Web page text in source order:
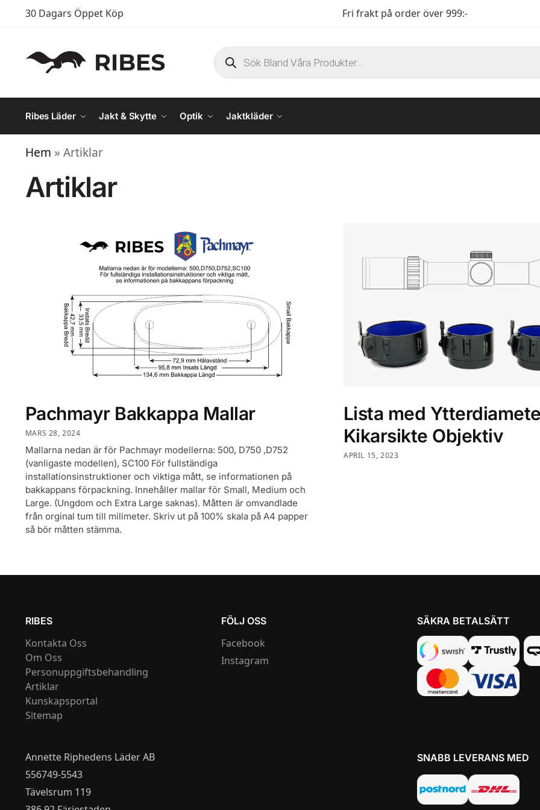
30 Dagars Öppet Köp Fri frakt på order över 999:-
Ribes Läder Jakt & Skytte Optik Jaktkläder
Hem » Artiklar
Artiklar
Pachmayr Bakkappa Mallar
MARS 28, 2024
Mallarna nedan är för Pachmayr modellerna: 500, D750 ,D752
(vanligaste modellen), SC100 För fullständiga
installationsinstruktioner och viktiga mått, se informationen på
bakkappans förpackning. Innehåller mallar för Small, Medium och
Large. (Ungdom och Extra Large saknas). Måtten är omvandlade
från orginal tum till milimeter. Skriv ut på 100% skala på A4 papper
så bör måtten stämma.
Lista med
Kikarsikte Objektiv
APRIL 15, 2023
RIBES
Kontakta Oss
Om Oss
Personuppgiftsbehandling
Artiklar
Kunskapsportal
Sitemap
Annette Riphedens Läder AB
556749-5543
Tävelsrum 119
FÖLJ OSS
Facebook
Instagram
SÄKRA BETALSÄTT
SNABB LEVERANS MED